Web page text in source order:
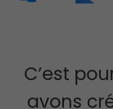
C’est
avons